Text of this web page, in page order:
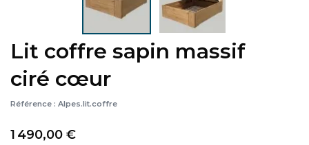
Lit coffre sapin massif
ciré cœur
Référence : Alpes.lit.coffre
1 490,00 €